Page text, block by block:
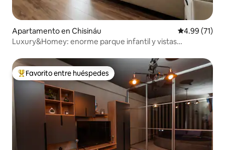
Apartamento en Chisináu Calificación
4.99 (71)
Luxury&Homey: enorme parque infantil y vistas
Favorito entre huéspedes preferido
Favorito entre huéspedes